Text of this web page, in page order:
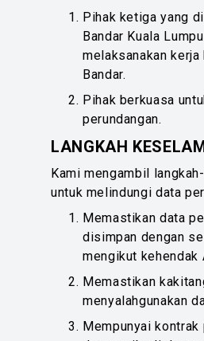
Pihak ketiga yang
Bandar Kuala
melaksanakan
Bandar.
Pihak berkuasa
perundangan.
LANGKAH
Kami mengambil
untuk melindungi data
Memastikan data
disimpan dengan
mengikut kehendak
Memastikan
menyalahgunakan
Mempunyai kontrak